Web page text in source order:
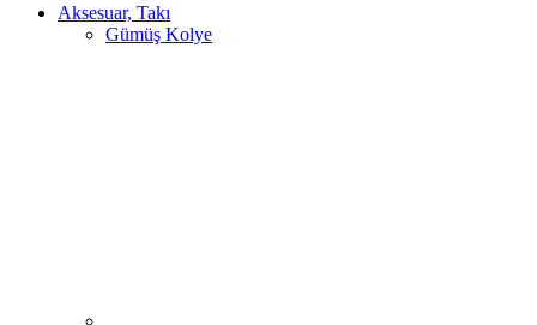
Aksesuar, Takı
Gümüş Kolye